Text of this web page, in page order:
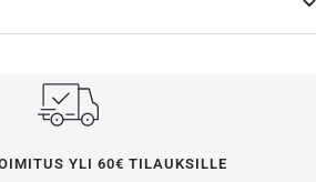
YLI 60€ TILAUKSILLE